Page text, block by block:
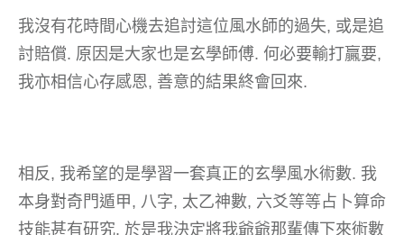
我沒有花時間心機去追討這位風水師的過失, 或是追
討賠償. 原因是大家也是玄學師傅. 何必要輸打贏要,
我亦相信心存感恩, 善意的結果終會回來.
相反, 我希望的是學習一套真正的玄學風水術數. 我
本身對奇門遁甲, 八字, 太乙神數, 六爻等等占卜算命
技能甚有研究. 於是我決定將我爺爺那輩傳下來術數